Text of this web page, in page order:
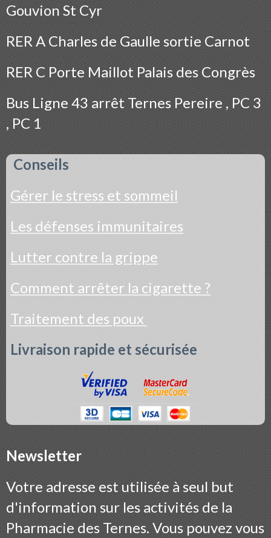
Gouvion St Cyr
RER A Charles de Gaulle sortie Carnot
RER C Porte Maillot Palais des Congrès
Bus Ligne 43 arrêt Ternes Pereire , PC 3
, PC 1
Conseils
Gérer le stress et sommeil
Les défenses immunitaires
Lutter contre la grippe
Comment arrêter la cigarette ?
Traitement des poux
Livraison rapide et sécurisée
Newsletter
Votre adresse est utilisée à seul but
d'information sur les activités de la
Pharmacie des Ternes. Vous pouvez vous